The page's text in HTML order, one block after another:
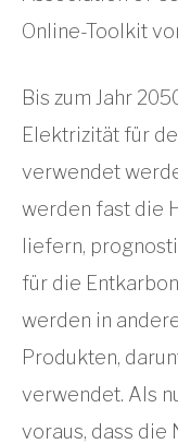
Online-Toolkit
Bis zum Jahr
Elektrizität für
verwendet
werden fast die
liefern,
für die
werden in
Produkten,
verwendet. Als
voraus, dass die